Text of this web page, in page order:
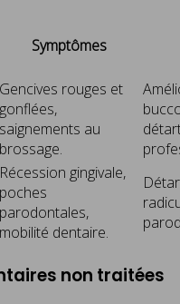
Symptômes
Gencives rouges et
gonflées,
saignements au
brossage.
Récession gingivale,
poches
parodontales,
mobilité dentaire.
non traitées